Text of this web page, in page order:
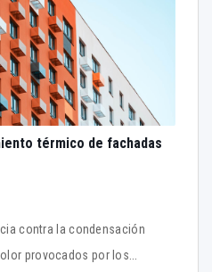
térmico de fachadas
provocados por los